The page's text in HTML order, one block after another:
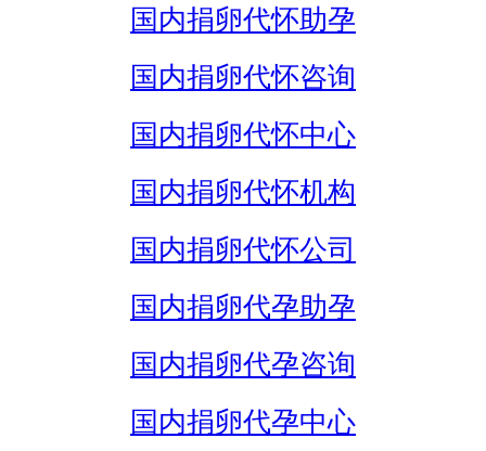
国内捐卵代怀助孕
国内捐卵代怀咨询
国内捐卵代怀中心
国内捐卵代怀机构
国内捐卵代怀公司
国内捐卵代孕助孕
国内捐卵代孕咨询
国内捐卵代孕中心